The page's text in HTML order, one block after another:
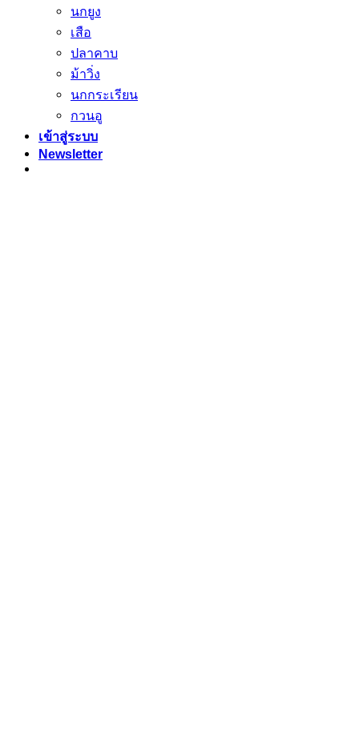
นกยูง
เสือ
ปลาคาบ
ม้าวิ่ง
นกกระเรียน
กวนอู
เข้าสู่ระบบ
Newsletter